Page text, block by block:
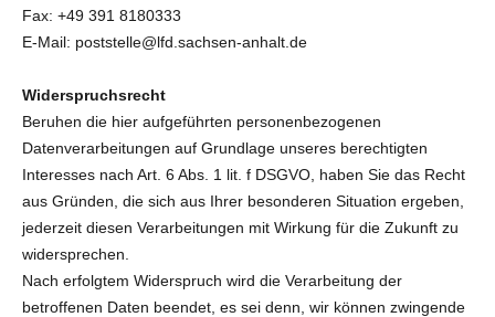
Fax: +49 391 8180333
E-Mail: poststelle@lfd.sachsen-​anhalt.de
Widerspruchsrecht
Beruhen die hier aufgeführten personenbezogenen
Datenverarbeitungen auf Grundlage unseres berechtigten
Interesses nach Art. 6 Abs. 1 lit. f DSGVO, haben Sie das Recht
aus Gründen, die sich aus Ihrer besonderen Situation ergeben,
jederzeit diesen Verarbeitungen mit Wirkung für die Zukunft zu
widersprechen.
Nach erfolgtem Widerspruch wird die Verarbeitung der
betroffenen Daten beendet, es sei denn, wir können zwingende